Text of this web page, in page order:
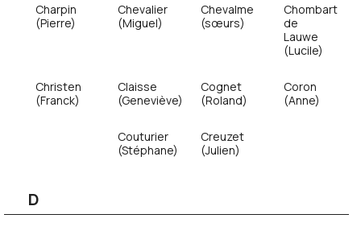
Charpin
(Pierre)
Chevalier
(Miguel)
Chevalme
(sœurs)
Chombart
de
Lauwe
(Lucile)
Christen
(Franck)
Claisse
(Geneviève)
Cognet
(Roland)
Coron
(Anne)
Couturier
(Stéphane)
Creuzet
(Julien)
D